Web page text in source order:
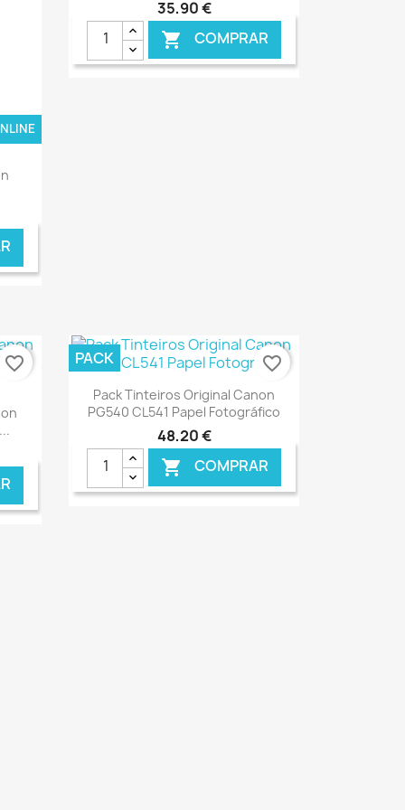
35,90 €
 COMPRAR
favorite_border
Ver+
Pack Tinteiros Original Canon
PG540 CL541 Papel Fotográfico
48,20 €
 COMPRAR
PACK favorite_border